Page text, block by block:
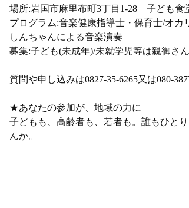
場所:岩国市麻里布町3丁目1-28 子ども
プログラム:音楽健康指導士・保育士/オ
しんちゃんによる音楽演奏
募集:子ども(未成年)/未就学児等は親御さ
質問や申し込みは0827-35-6265又は080-
★あなたの参加が、地域の力に
子どもも、高齢者も、若者も。誰もひと
んか。